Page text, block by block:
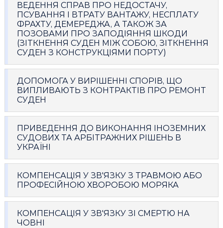
ВЕДЕННЯ СПРАВ ПРО НЕДОСТАЧУ,
ПСУВАННЯ І ВТРАТУ ВАНТАЖУ, НЕСПЛАТУ
ФРАХТУ, ДЕМЕРЕДЖА, А ТАКОЖ ЗА
ПОЗОВАМИ ПРО ЗАПОДІЯННЯ ШКОДИ
(ЗІТКНЕННЯ СУДЕН МІЖ СОБОЮ, ЗІТКНЕННЯ
СУДЕН З КОНСТРУКЦІЯМИ ПОРТУ)
ДОПОМОГА У ВИРІШЕННІ СПОРІВ, ЩО
ВИПЛИВАЮТЬ З КОНТРАКТІВ ПРО РЕМОНТ
СУДЕН
ПРИВЕДЕННЯ ДО ВИКОНАННЯ ІНОЗЕМНИХ
СУДОВИХ ТА АРБІТРАЖНИХ РІШЕНЬ В
УКРАЇНІ
КОМПЕНСАЦІЯ У ЗВ'ЯЗКУ З ТРАВМОЮ АБО
ПРОФЕСІЙНОЮ ХВОРОБОЮ МОРЯКА
КОМПЕНСАЦІЯ У ЗВ'ЯЗКУ ЗІ СМЕРТЮ НА
ЧОВНІ